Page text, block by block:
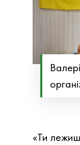
«Ти